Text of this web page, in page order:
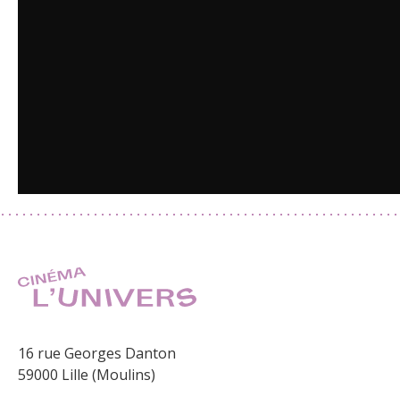
16 rue Georges Danton
59000 Lille (Moulins)